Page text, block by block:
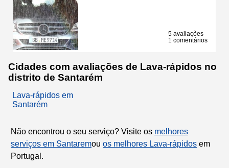
5 avaliações
1 comentários
Cidades com avaliações de Lava-rápidos no
distrito de Santarém
Lava-rápidos em
Santarém
Não encontrou o seu serviço? Visite os melhores
serviços em Santaremou os melhores Lava-rápidos em
Portugal.